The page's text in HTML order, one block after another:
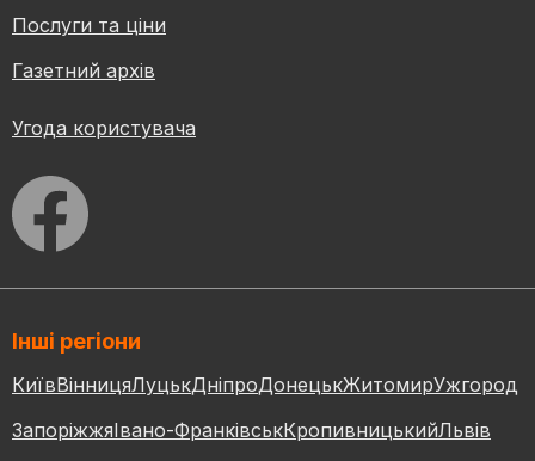
Послуги та ціни
Газетний архів
Угода користувача
Інші регіони
КиївВінницяЛуцькДніпроДонецькЖитомирУжгород
ЗапоріжжяІвано-ФранківськКропивницькийЛьвів